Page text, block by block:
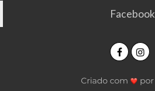
Facebook